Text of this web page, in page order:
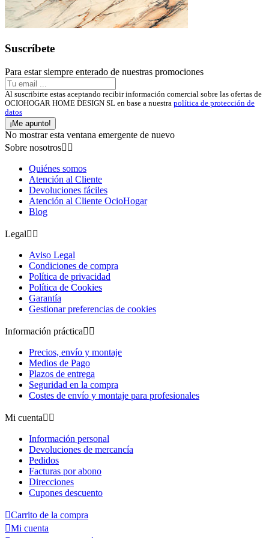
Suscríbete
Para estar siempre enterado de nuestras promociones
Al suscribirte estas aceptando recibir información comercial sobre las ofertas de
OCIOHOGAR HOME DESIGN SL en base a nuestra política de protección de
datos
¡Me apunto!
No mostrar esta ventana emergente de nuevo
Sobre nosotros 
Quiénes somos
Atención al Cliente
Devoluciones fáciles
Atención al Cliente OcioHogar
Blog
Legal 
Aviso Legal
Condiciones de compra
Política de privacidad
Política de Cookies
Garantía
Gestionar preferencias de cookies
Información práctica 
Precios, envío y montaje
Medios de Pago
Plazos de entrega
Seguridad en la compra
Costes de envío y montaje para profesionales
Mi cuenta 
Información personal
Devoluciones de mercancía
Pedidos
Facturas por abono
Direcciones
Cupones descuento
Carrito de la compra
Mi cuenta